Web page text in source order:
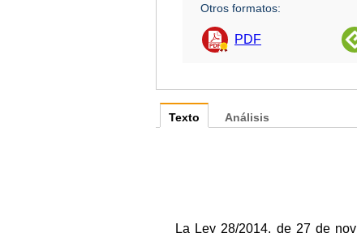
Otros formatos:
PDF
Texto
La Ley 28/2014, de 27 de
Análisis